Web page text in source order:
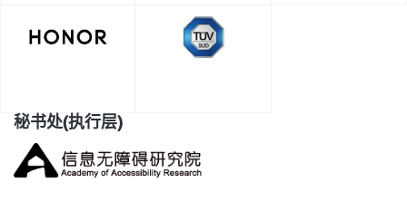
秘书处(执行层)